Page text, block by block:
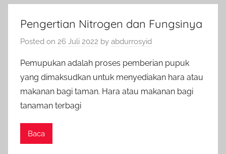
Pengertian Nitrogen dan Fungsinya
Posted on 26 Juli 2022 by abdurrosyid
Pemupukan adalah proses pemberian pupuk
yang dimaksudkan untuk menyediakan hara atau
makanan bagi taman. Hara atau makanan bagi
tanaman terbagi
Baca